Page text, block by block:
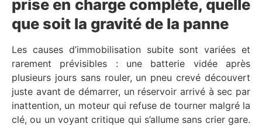
prise en charge complète, quelle
que soit la gravité de la panne
Les causes d’immobilisation subite sont variées et
rarement prévisibles : une batterie vidée après
plusieurs jours sans rouler, un pneu crevé découvert
juste avant de démarrer, un réservoir arrivé à sec par
inattention, un moteur qui refuse de tourner malgré la
clé, ou un voyant critique qui s’allume sans crier gare.